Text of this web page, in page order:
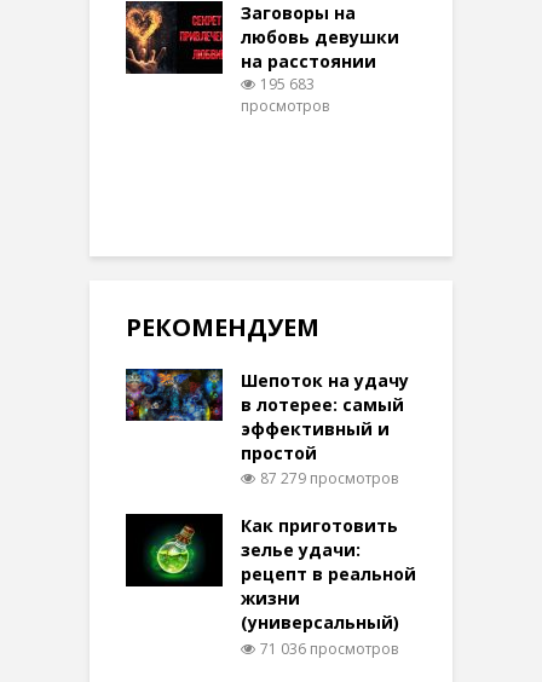
Заговоры на
любовь девушки
на расстоянии
195 683
просмотров
РЕКОМЕНДУЕМ
Шепоток на удачу
в лотерее: самый
эффективный и
простой
87 279 просмотров
Как приготовить
зелье удачи:
рецепт в реальной
жизни
(универсальный)
71 036 просмотров